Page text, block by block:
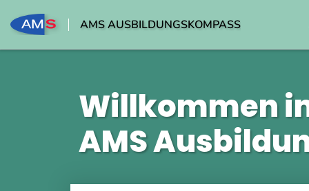
AMS AUSBILDUNGSKOMPASS
Willkommen
AMS